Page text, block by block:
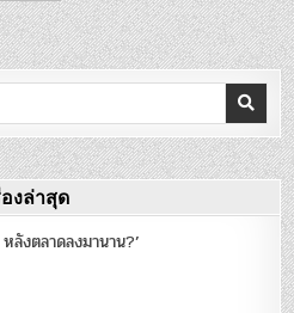
องล่าสุด
งตลาดลงมานาน?’